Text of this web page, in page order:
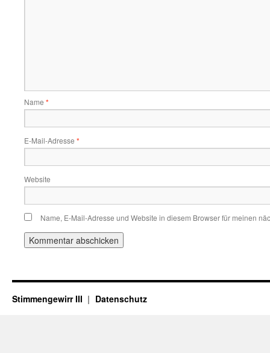
Name *
E-Mail-Adresse *
Website
Name, E-Mail-Adresse und Website in diesem Browser für meinen
Stimmengewirr III Datenschutz